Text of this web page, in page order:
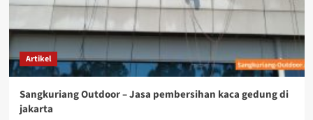
Artikel
Sangkuriang Outdoor – Jasa pembersihan kaca gedung di
jakarta